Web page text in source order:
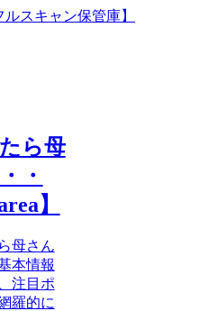
スキャン保管庫】
ら母
・
】
母さん
本情報
注目ポ
羅的に